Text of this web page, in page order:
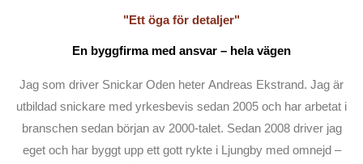
"Ett öga för detaljer"
En byggfirma med ansvar – hela vägen
Jag som driver Snickar Oden heter Andreas Ekstrand. Jag är
utbildad snickare med yrkesbevis sedan 2005 och har arbetat i
branschen sedan början av 2000-talet. Sedan 2008 driver jag
eget och har byggt upp ett gott rykte i Ljungby med omnejd –